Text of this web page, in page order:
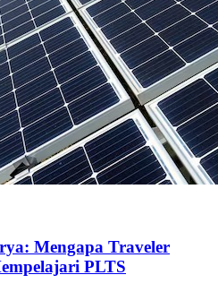
Mengapa Traveler
PLTS